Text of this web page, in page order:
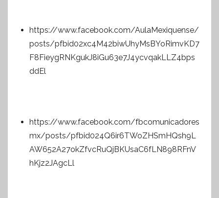
https://www.facebook.com/AulaMexiquense/
posts/pfbid02xc4M42biwUhyMsBYoRimvKD7
F8FieygRNKgukJ8iGu63e7J4ycvqakLLZ4bps
ddEl
https://www.facebook.com/fbcomunicadores
mx/posts/pfbid024Q6ir6TWoZHSmHQsh9L
AW652A27okZfvcRuQjBKUsaC6fLN898RFnV
hKjz2JAgcLl